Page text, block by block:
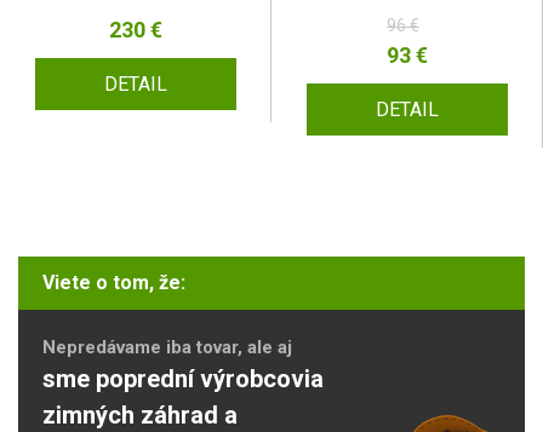
230 €
DETAIL
96 €
93 €
DETAIL
Viete o tom, že:
Nepredávame iba tovar, ale aj
sme poprední výrobcovia
zimných záhrad a